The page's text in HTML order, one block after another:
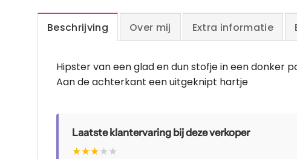
Beschrijving Over mij Extra informatie
Hipster van een glad en dun stofje in een donker
Aan de achterkant een uitgeknipt hartje
Laatste klantervaring bij deze verkoper
★★★★★